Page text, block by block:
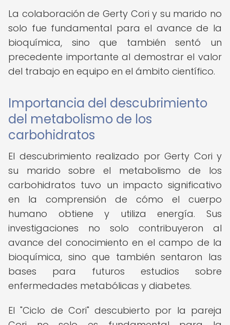
La colaboración de Gerty Cori y su marido no
solo fue fundamental para el avance de la
bioquímica, sino que también sentó un
precedente importante al demostrar el valor
del trabajo en equipo en el ámbito científico.
Importancia del descubrimiento
del metabolismo de los
carbohidratos
El descubrimiento realizado por Gerty Cori y
su marido sobre el metabolismo de los
carbohidratos tuvo un impacto significativo
en la comprensión de cómo el cuerpo
humano obtiene y utiliza energía. Sus
investigaciones no solo contribuyeron al
avance del conocimiento en el campo de la
bioquímica, sino que también sentaron las
bases para futuros estudios sobre
enfermedades metabólicas y diabetes.
El "Ciclo de Cori" descubierto por la pareja